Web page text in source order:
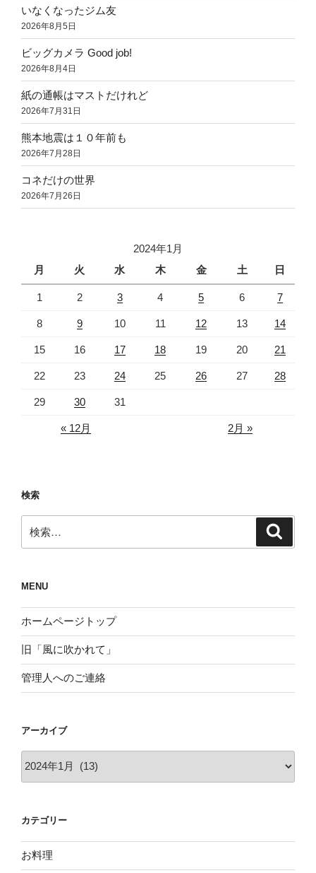
いなくなったジム友
2026年8月5日
ビッグカメラ Good job!
2026年8月4日
紙の通帳はマストだけれど
2026年7月31日
熊本地震は１０年前も
2026年7月28日
コネだけの世界
2026年7月26日
2024年1月
月
火 水 木 金 土 日
1 2 3 4 5 6 7
8 9 10 11 12 13 14
15 16 17 18 19 20 21
22 23 24 25 26 27 28
29 30 31
« 12月 2月 »
検索
索:
MENU
ホームページトップ
旧「風に吹かれて」
管理人へのご連絡
アーカイブ
ブ
カテゴリー
お料理